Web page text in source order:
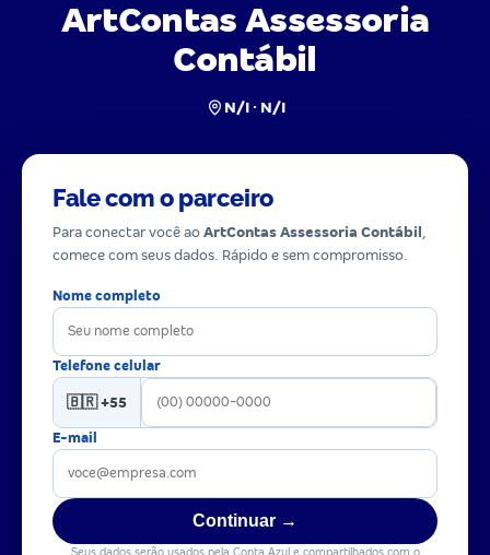
ArtContas Assessoria
Contábil
N/I · N/I
Fale com o parceiro
Para conectar você ao ArtContas Assessoria Contábil ,
comece com seus dados. Rápido e sem compromisso.
Nome completo
Telefone celular
🇧🇷 +55
E-mail
Continuar →
Seus dados serão usados pela Conta Azul e compartilhados com o